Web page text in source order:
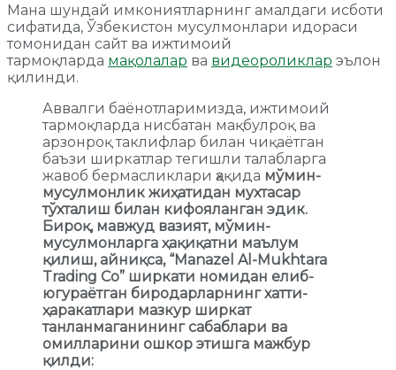
Мана шундай имкониятларнинг амалдаги исботи
сифатида, Ўзбекистон мусулмонлари идораси
томонидан сайт ва ижтимоий
тармоқларда мақолалар ва видеороликлар эълон
қилинди.
Аввалги баёнотларимизда, ижтимоий
тармоқларда нисбатан мақбулроқ ва
арзонроқ таклифлар билан чиқаётган
баъзи ширкатлар тегишли талабларга
жавоб бермасликлари ҳақида мўмин-
мусулмонлик жиҳатидан мухтасар
тўхталиш билан кифояланган эдик.
Бироқ, мавжуд вазият, мўмин-
мусулмонларга ҳақиқатни маълум
қилиш, айниқса, “Manazel Al-Mukhtara
Trading Co” ширкати номидан елиб-
югураётган биродарларнинг хатти-
ҳаракатлари мазкур ширкат
танланмаганининг сабаблари ва
омилларини ошкор этишга мажбур
қилди: